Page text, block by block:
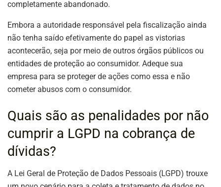
completamente abandonado.
Embora a autoridade responsável pela fiscalização ainda
não tenha saído efetivamente do papel as vistorias
acontecerão, seja por meio de outros órgãos públicos ou
entidades de proteção ao consumidor. Adeque sua
empresa para se proteger de ações como essa e não
cometer abusos com o consumidor.
Quais são as penalidades por não
cumprir a LGPD na cobrança de
dívidas?
A Lei Geral de Proteção de Dados Pessoais (LGPD) trouxe